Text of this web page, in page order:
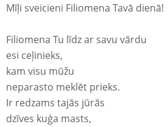
Mīļi sveicieni Filiomena Tavā dienā!
Filiomena Tu līdz ar savu vārdu
esi ceļinieks,
kam visu mūžu
neparasto meklēt prieks.
Ir redzams tajās jūrās
dzīves kuģa masts,